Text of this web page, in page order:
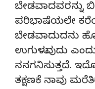
ಬೇಡವಾದವರನ್ನು
ಪರಿಭಾಷೆಯಲೇ
ಬೇಡವಾದುದನು
ಉಗುಳುವುದು
ನನಗನಿಸುತ್ತದೆ.
ತಕ್ಷಣಕೆ ನಾವು